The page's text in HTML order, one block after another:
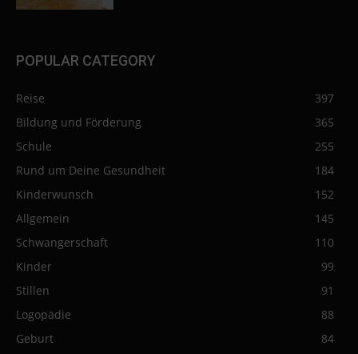
POPULAR CATEGORY
Reise
397
Bildung und Förderung
365
Schule
255
Rund um Deine Gesundheit
184
Kinderwunsch
152
Allgemein
145
Schwangerschaft
110
Kinder
99
Stillen
91
Logopädie
88
Geburt
84